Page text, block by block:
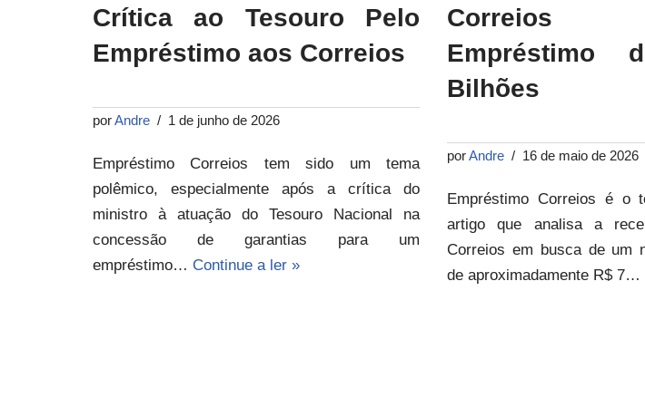
Crítica ao Tesouro Pelo
Empréstimo aos Correios
porAndre 1 de junho de 2026
Empréstimo Correios tem sido um tema
polêmico, especialmente após a crítica do
ministro à atuação do Tesouro Nacional na
concessão de garantias para um
empréstimo… Continue a ler »
Correios
Bilhões
porAndre 16 de maio de 2026
Empréstimo Correios é o
artigo que analisa a
Correios em busca de um
de aproximadamente R$ 7…